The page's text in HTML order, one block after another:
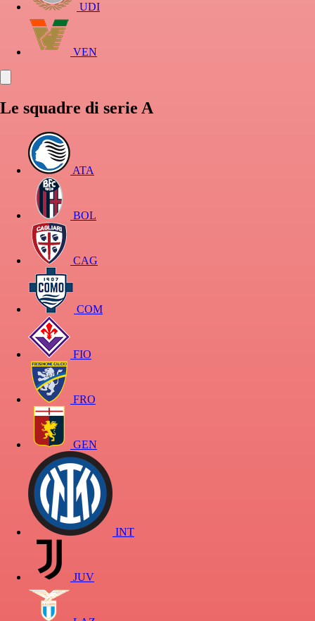
UDI
VEN
Le squadre di serie A
ATA
BOL
CAG
COM
FIO
FRO
GEN
INT
JUV